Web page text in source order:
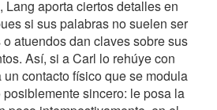
Lang aporta ciertos detalles en
si sus palabras no suelen ser
atuendos dan claves sobre sus
Así, si a Carl lo rehúye con
contacto físico que se modula
sincero: le posa la